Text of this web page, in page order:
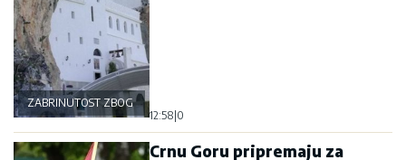
ZABRINUTOST ZBOG OSTROGA
12:58 0
Crnu Goru pripremaju za